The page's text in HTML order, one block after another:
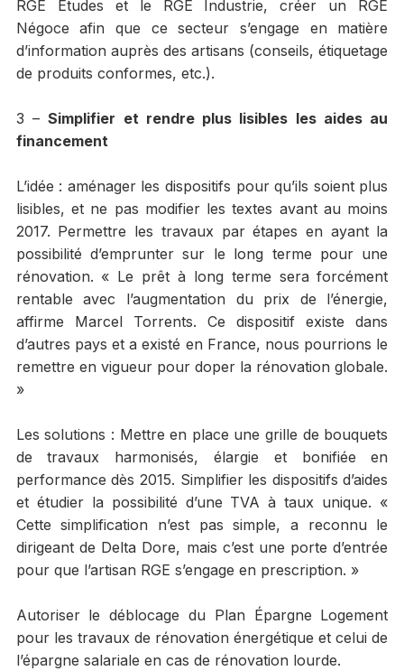
RGE Études et le RGE Industrie, créer un RGE
Négoce afin que ce secteur s’engage en matière
d’information auprès des artisans (conseils, étiquetage
de produits conformes, etc.).
3 –Simplifier et rendre plus lisibles les aides au
financement
L’idée : aménager les dispositifs pour qu’ils soient plus
lisibles, et ne pas modifier les textes avant au moins
2017. Permettre les travaux par étapes en ayant la
possibilité d’emprunter sur le long terme pour une
rénovation. « Le prêt à long terme sera forcément
rentable avec l’augmentation du prix de l’énergie,
affirme Marcel Torrents. Ce dispositif existe dans
d’autres pays et a existé en France, nous pourrions le
remettre en vigueur pour doper la rénovation globale.
»
Les solutions : Mettre en place une grille de bouquets
de travaux harmonisés, élargie et bonifiée en
performance dès 2015. Simplifier les dispositifs d’aides
et étudier la possibilité d’une TVA à taux unique. «
Cette simplification n’est pas simple, a reconnu le
dirigeant de Delta Dore, mais c’est une porte d’entrée
pour que l’artisan RGE s’engage en prescription. »
Autoriser le déblocage du Plan Épargne Logement
pour les travaux de rénovation énergétique et celui de
l’épargne salariale en cas de rénovation lourde.